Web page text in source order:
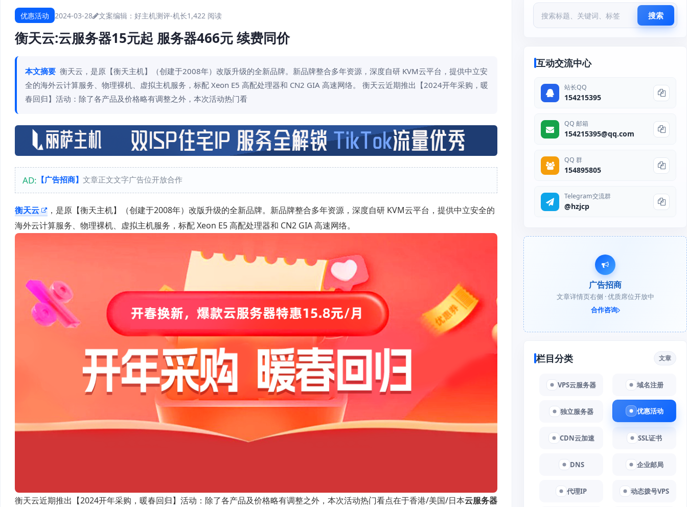
优惠活动 2024-03-28 文案编辑：好主机测评-机长1,422 阅读
衡天云:云服务器15元起 服务器466元 续费同价
本文摘要 衡天云，是原【衡天主机】（创建于2008年）改版升级的全新品牌。新品牌整合多年资源，深度自研 KVM云平台，提供中立安
全的海外云计算服务、物理裸机、虚拟主机服务，标配 Xeon E5 高配处理器和 CN2 GIA 高速网络。 衡天云近期推出【2024开年采购，暖
春回归】活动：除了各产品及价格略有调整之外，本次活动热门看
AD: 【广告招商】 文章正文文字广告位开放合作
衡天云
，是原【衡天主机】（创建于2008年）改版升级的全新品牌。新品牌整合多年资源，深度自研 KVM云平台，提供中立安全的
海外云计算服务、物理裸机、虚拟主机服务，标配 Xeon E5 高配处理器和 CN2 GIA 高速网络。
衡天云近期推出【2024开年采购，暖春回归】活动：除了各产品及价格略有调整之外，本次活动热门看点在于香港/美国/日本云服务器
搜索
互动交流中心
站长QQ
154215395
QQ 邮箱
154215395@qq.com
QQ 群
154895805
Telegram交流群
@hzjcp
广告招商
文章详情页右侧 · 优质席位开放中
合作咨询
栏目分类 文章
VPS云服务器 域名注册
独立服务器 优惠活动
CDN云加速 SSL证书
DNS 企业邮局
代理IP 动态拨号VPS